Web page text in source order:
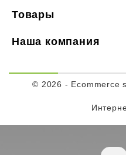
Товары
Наша компания
© 2026 - Ecommerce